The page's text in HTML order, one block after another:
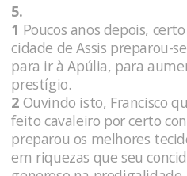
5.
1 Poucos anos depois,
cidade de Assis preparou-
para ir à Apúlia, para
prestígio.
2 Ouvindo isto, Francisco
feito cavaleiro por certo
preparou os melhores
em riquezas que seu